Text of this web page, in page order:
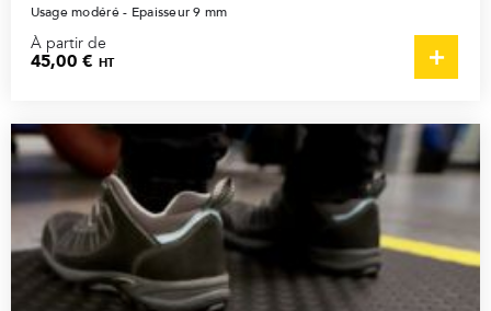
Usage modéré - Epaisseur 9 mm
À partir de
45,00 € HT